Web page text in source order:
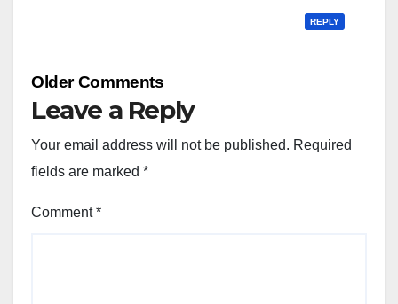
REPLY
Comment
Older Comments
Leave a Reply
Your email address will not be published. Required
fields are marked *
Comment*